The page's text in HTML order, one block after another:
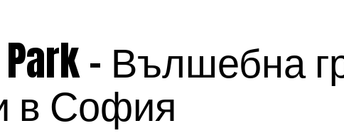
Park – Вълшебна
в София